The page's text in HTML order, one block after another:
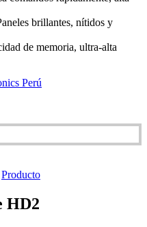
brillantes, nítidos y
de memoria, ultra-alta
Perú
Producto
HD2